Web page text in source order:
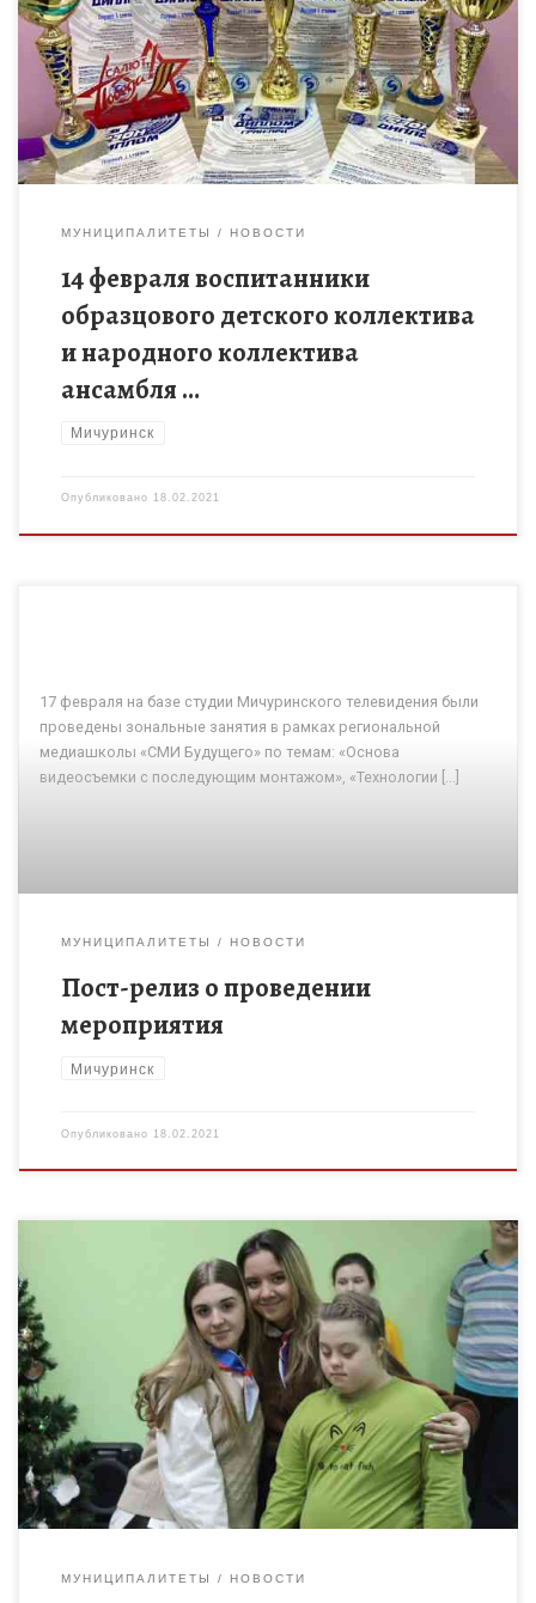
народного коллектива ансамбля эстрадного танца «Орион»
вернулись с масштабного для Тамбовской области
Всероссийского конкурса «Пятый сезон», который проходил
[…]
МУНИЦИПАЛИТЕТЫ НОВОСТИ
14 февраля воспитанники
образцового детского коллектива
и народного коллектива
ансамбля …
Мичуринск
Опубликовано 18.02.2021
17 февраля на базе студии Мичуринского телевидения были
проведены зональные занятия в рамках региональной
медиашколы «СМИ Будущего» по темам: «Основа
видеосъемки с последующим монтажом», «Технологии […]
МУНИЦИПАЛИТЕТЫ НОВОСТИ
Пост-релиз о проведении
мероприятия
Мичуринск
Опубликовано 18.02.2021
09.02.21 волонтерским отрядом «Юные мичуринцы» МБОУ ДО
«Центр детского творчества» была проведена традиционная
благотворительная акция «Есть контакт» в рамках проекта
«Шаг навстречу», в ходе которой […]
МУНИЦИПАЛИТЕТЫ НОВОСТИ